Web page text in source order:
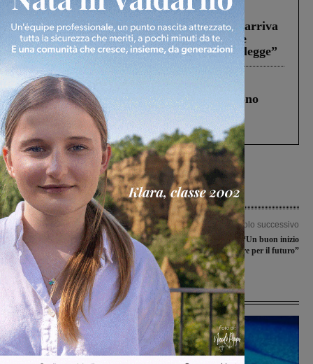
Reggello 30 Luglio 2026
Reggello, la chiusura di ‘Mordi e fuggi’ arriva
in Consiglio. Il sindaco: “Come Comune
abbiamo agito solo per far rispettare la legge”
Cronaca 4 Agosto 2026
Un anno fa la strage in A1 in cui morirono
Gianni, Giulia e Franco. Lo schianto, il
processo, lo stop ai sorpassi fra tir....
Articolo precedente
“Per una comunità attiva – Paolo
Nannini Sindaco”: 4 i temi centrali
Articolo successivo
Figline Incisa, M5S: “Un buon inizio
che fa ben sperare per il futuro”
Ultime Notizie